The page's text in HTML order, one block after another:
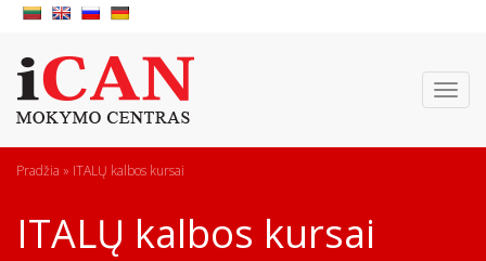
Pradžia » ITALŲ kalbos kursai
ITALŲ kalbos kursai